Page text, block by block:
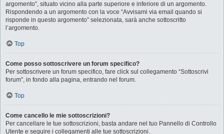
argomento”, situato vicino alla parte superiore e inferiore di un argomento.
Rispondendo a un argomento con la voce “Avvisami via email quando si
risponde in questo argomento” selezionata, sarà anche sottoscritto
l’argomento.
Top
Come posso sottoscrivere un forum specifico?
Per sottoscrivere un forum specifico, fare click sul collegamento “Sottoscrivi
forum”, in fondo alla pagina, entrando nel forum.
Top
Come cancello le mie sottoscrizioni?
Per cancellare le tue sottoscrizioni, basta andare nel tuo Pannello di Controllo
Utente e seguire i collegamenti alle tue sottoscrizioni.